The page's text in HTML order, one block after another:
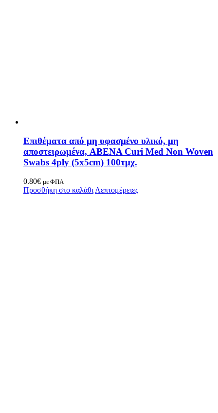
Επιθέματα από μη υφασμένο υλικό, μη
αποστειρωμένα, ABENA Curi Med Non Woven
Swabs 4ply (5x5cm) 100τμχ.
0.80€ με ΦΠΑ
Προσθήκη στο καλάθι Λεπτομέρειες